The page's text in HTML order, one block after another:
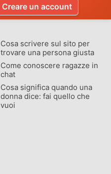
Creare un account
Cosa scrivere sul sito per
trovare una persona giusta
Come conoscere ragazze in
chat
Cosa significa quando una
donna dice: fai quello che
vuoi